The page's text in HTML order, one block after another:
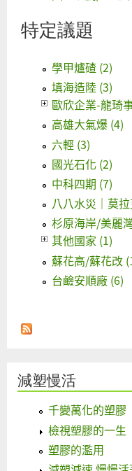
特定議題
學甲爐碴 (2)
填海造陸 (3)
歐欣企業-龍琦
高雄大氣爆 (4)
六輕 (3)
國光石化 (2)
中科四期 (7)
八八水災｜莫
杉原海岸/美麗
其他國家 (1)
蘇花高/蘇花改
台鹼安順廠 (6)
減塑慢活
千變萬化的塑膠
檢視塑膠的一生
塑膠的濫用